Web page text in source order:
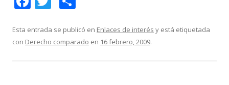
e
b
itt
er
m
p
Esta entrada se publicó en Enlaces de interés y está etiquetada
con Derecho comparado en 16 febrero, 2009.